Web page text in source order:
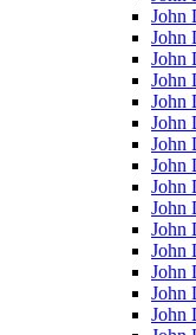
John
John
John
John
John
John
John
John
John
John
John
John
John
John
John